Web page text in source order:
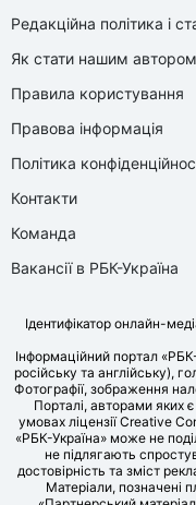
Редакційна політика і
Як стати нашим автором
Правила користування
Правова інформація
Політика
Контакти
Команда
Вакансії в РБК-Україна
Ідентифікатор онлайн-
Інформаційний портал
російську та англійську),
Фотографії, зображення
Порталі, авторами яких
умовах ліцензії Creative
«РБК-Україна» може не
не підлягають
достовірність та зміст
Матеріали, позначені